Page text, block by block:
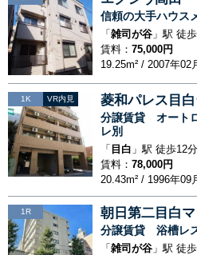
信頼の大手ハウス
「 雑司が谷 」駅 徒
賃料： 75,000円
19.25m² / 2007年02
1K VR内見 菱和パレス目
分譲賃貸 オート
レ別
「 目白 」駅 徒歩12分
賃料： 78,000円
20.43m² / 1996年09
1R 朝日第二目白
分譲賃貸 浴槽レ
「 雑司が谷 」駅 徒